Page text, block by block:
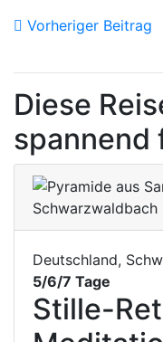
Vorheriger Beitrag
Diese
spannend
Deutschland,
5/6/7 Tage
Stille-